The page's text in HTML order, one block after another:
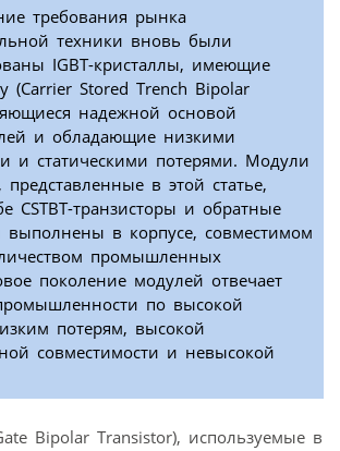
требования рынка
техники вновь были
IGBT-кристаллы, имеющие
(Carrier Stored Trench Bipolar
надежной основой
и обладающие низкими
и статическими потерями. Модули
в этой статье,
CSTBT-транзисторы и обратные
в корпусе, совместимом
промышленных
поколение модулей отвечает
по высокой
потерям, высокой
совместимости и невысокой
Bipolar Transistor), используемые в